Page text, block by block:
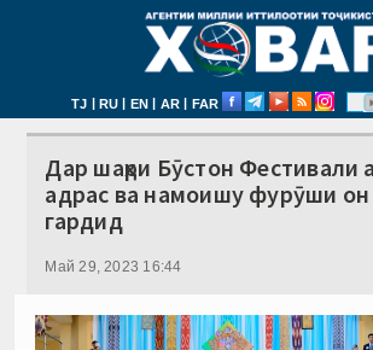
TJ | RU | EN | AR | FAR
Дар шаҳри Бӯстон Фестивали
адрас ва намоишу фурӯши он
гардид
Май 29, 2023 16:44